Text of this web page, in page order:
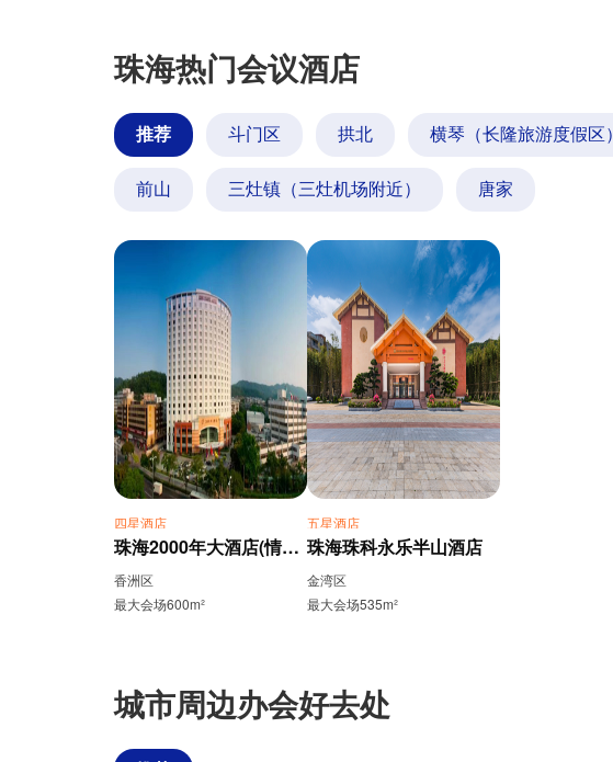
珠海热门会议酒店
推荐 斗门区 拱北 横琴（长隆旅游度假区）
前山 三灶镇（三灶机场附近） 唐家
四星酒店
珠海2000年大酒店(情侣路大剧院店)
香洲区
最大会场600m²
五星酒店
珠海珠科永乐半山酒店
金湾区
最大会场535m²
城市周边办会好去处